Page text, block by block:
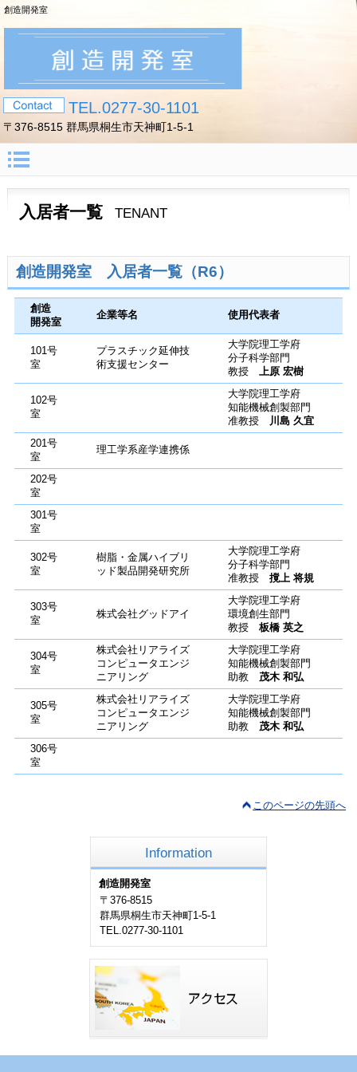
創造開発室
TEL.0277-30-1101
〒376-8515 群馬県桐生市天神町1-5-1
入居者一覧 TENANT
創造開発室 入居者一覧（R6）
創造
開発室
企業等名 使用代表者
101号
室
プラスチック延伸技
術支援センター
大学院理工学府
分子科学部門
教授 上原 宏樹
102号
室
大学院理工学府
知能機械創製部門
准教授 川島 久宜
201号
室
理工学系産学連携係
202号
室
301号
室
302号
室
樹脂・金属ハイブリ
ッド製品開発研究所
大学院理工学府
分子科学部門
准教授 撹上 将規
303号
室
株式会社グッドアイ
大学院理工学府
環境創生部門
教授 板橋 英之
304号
室
株式会社リアライズ
コンピュータエンジ
ニアリング
大学院理工学府
知能機械創製部門
助教 茂木 和弘
305号
室
株式会社リアライズ
コンピュータエンジ
ニアリング
大学院理工学府
知能機械創製部門
助教 茂木 和弘
306号
室
このページの先頭へ
Information
創造開発室
〒376-8515
群馬県桐生市天神町1-5-1
TEL.0277-30-1101